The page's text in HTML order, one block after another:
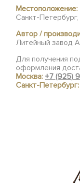
Местоположение:
Санкт-
Автор /
Литейный завод
Для получения
оформления
Москва:+7 (925)
Санкт-